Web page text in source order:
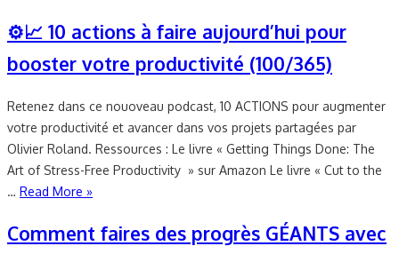
⚙📈 10 actions à faire aujourd’hui pour
booster votre productivité (100/365)
Retenez dans ce nouoveau podcast, 10 ACTIONS pour augmenter
votre productivité et avancer dans vos projets partagées par
Olivier Roland. Ressources : Le livre « Getting Things Done: The
Art of Stress-Free Productivity » sur Amazon Le livre « Cut to the
… Read More »
Comment faires des progrès GÉANTS avec